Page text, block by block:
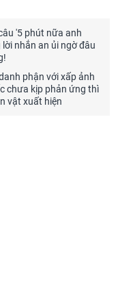
'5 phút nữa anh
nhắn an ủi ngờ đâu
phận với xấp ảnh
chưa kịp phản ứng thì
vật xuất hiện